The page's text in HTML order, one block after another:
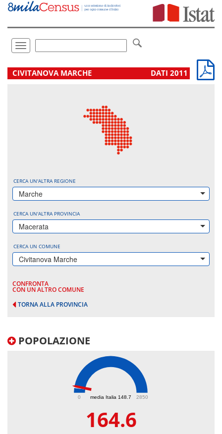
Vai
direttamente
Toggle
navigation
.
CIVITANOVA MARCHE DATI 2011
CERCA UN'ALTRA REGIONE
Marche
CERCA UN'ALTRA PROVINCIA
Macerata
CERCA UN COMUNE
Civitanova Marche
CONFRONTA
CON UN ALTRO COMUNE
TORNA ALLA PROVINCIA
POPOLAZIONE
media Italia 148.7
0 2850
164.6